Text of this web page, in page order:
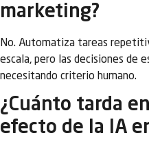
marketing?
No. Automatiza tareas
escala, pero las decisiones de
necesitando criterio humano.
¿Cuánto tarda
efecto de la IA